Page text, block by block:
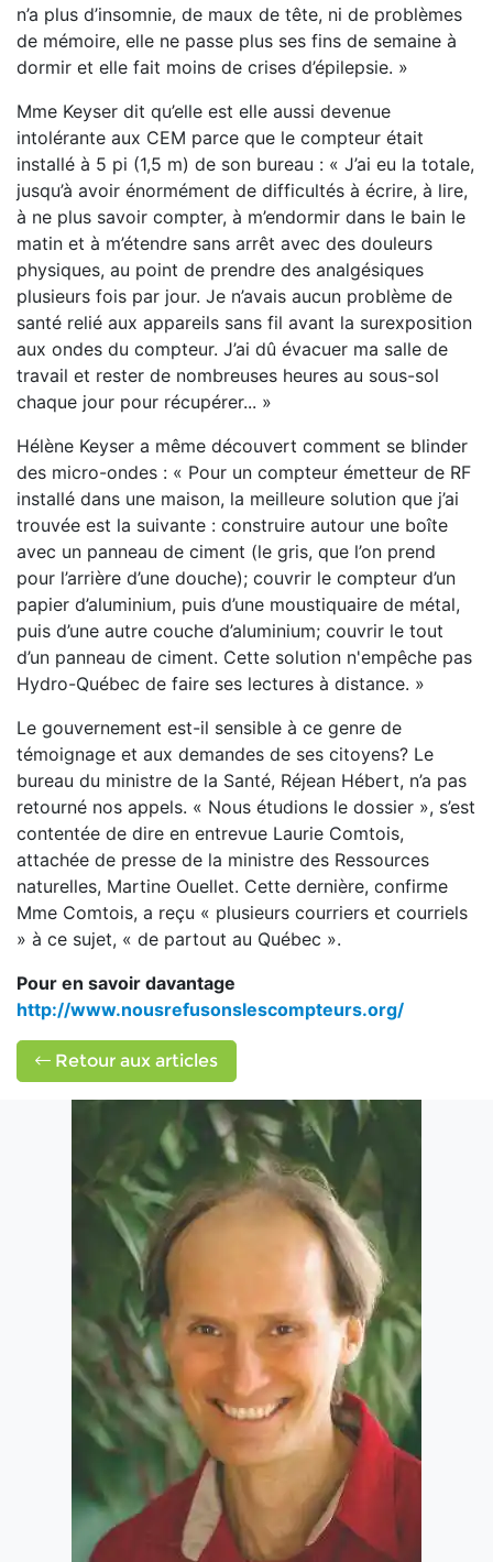
n’a plus d’insomnie, de maux de tête, ni de problèmes
de mémoire, elle ne passe plus ses fins de semaine à
dormir et elle fait moins de crises d’épilepsie. »
Mme Keyser dit qu’elle est elle aussi devenue
intolérante aux CEM parce que le compteur était
installé à 5 pi (1,5 m) de son bureau : « J’ai eu la totale,
jusqu’à avoir énormément de difficultés à écrire, à lire,
à ne plus savoir compter, à m’endormir dans le bain le
matin et à m’étendre sans arrêt avec des douleurs
physiques, au point de prendre des analgésiques
plusieurs fois par jour. Je n’avais aucun problème de
santé relié aux appareils sans fil avant la surexposition
aux ondes du compteur. J’ai dû évacuer ma salle de
travail et rester de nombreuses heures au sous-­sol
chaque jour pour récupérer... »
Hélène Keyser a même découvert comment se blinder
des micro-­ondes : « Pour un compteur émetteur de RF
installé dans une maison, la meilleure solution que j’ai
trouvée est la suivante : construire autour une boîte
avec un panneau de ciment (le gris, que l’on prend
pour l’arrière d’une douche); couvrir le compteur d’un
papier d’aluminium, puis d’une moustiquaire de métal,
puis d’une autre couche d’aluminium; couvrir le tout
d’un panneau de ciment. Cette solution n'empêche pas
Hydro-Québec de faire ses lectures à distance. »
Le gouvernement est-­il sensible à ce genre de
témoignage et aux demandes de ses citoyens? Le
bureau du ministre de la Santé, Réjean Hébert, n’a pas
retourné nos appels. « Nous étudions le dossier », s’est
contentée de dire en entrevue Laurie Comtois,
attachée de presse de la ministre des Ressources
naturelles, Martine Ouellet. Cette dernière, confirme
Mme Comtois, a reçu « plusieurs courriers et courriels
» à ce sujet, « de partout au Québec ».
Pour en savoir davantage
http://www.nousrefusonslescompteurs.org/
Retour aux articles